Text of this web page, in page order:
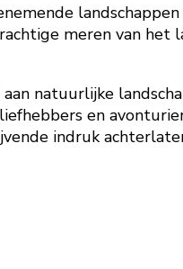
meren van
natuurlijke
en
indruk